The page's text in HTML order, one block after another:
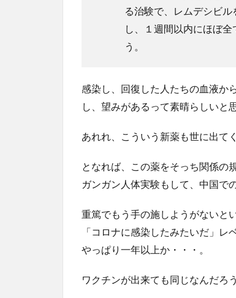
る治験で、レムデシビ
し、１週間以内にほぼ
う。
感染し、回復した人たちの血液か
し、望みがあるって素晴らしいと思
あれれ、こういう新薬も世に出て
となれば、この薬をそっち関係の
ガンガン人体実験もして、中国で
重篤でもう手の施しようがないと
「コロナに感染したみたいだ」レ
やっぱり一年以上か・・・。
ワクチンが出来ても同じなんだろ